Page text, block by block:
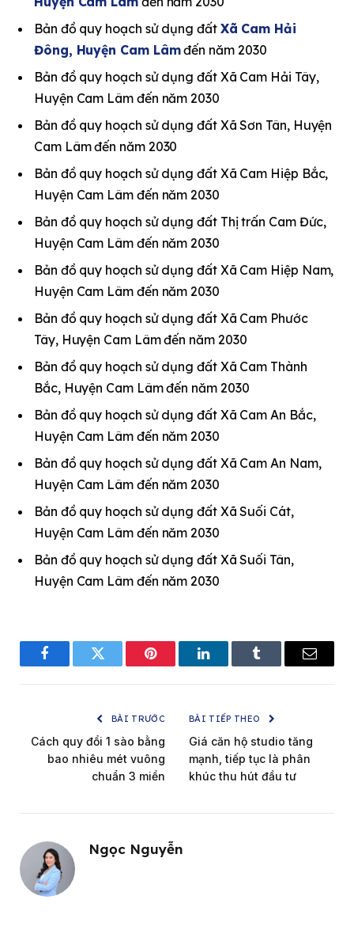
Bản đồ quy hoạch sử dụng đất Xã Cam Hải
Đông, Huyện Cam Lâmđến năm 2030
Bản đồ quy hoạch sử dụng đất Xã Cam Hải Tây,
Huyện Cam Lâm đến năm 2030
Bản đồ quy hoạch sử dụng đất Xã Sơn Tân, Huyện
Cam Lâm đến năm 2030
Bản đồ quy hoạch sử dụng đất Xã Cam Hiệp Bắc,
Huyện Cam Lâm đến năm 2030
Bản đồ quy hoạch sử dụng đất Thị trấn Cam Đức,
Huyện Cam Lâm đến năm 2030
Bản đồ quy hoạch sử dụng đất Xã Cam Hiệp Nam,
Huyện Cam Lâm đến năm 2030
Bản đồ quy hoạch sử dụng đất Xã Cam Phước
Tây, Huyện Cam Lâm đến năm 2030
Bản đồ quy hoạch sử dụng đất Xã Cam Thành
Bắc, Huyện Cam Lâm đến năm 2030
Bản đồ quy hoạch sử dụng đất Xã Cam An Bắc,
Huyện Cam Lâm đến năm 2030
Bản đồ quy hoạch sử dụng đất Xã Cam An Nam,
Huyện Cam Lâm đến năm 2030
Bản đồ quy hoạch sử dụng đất Xã Suối Cát,
Huyện Cam Lâm đến năm 2030
Bản đồ quy hoạch sử dụng đất Xã Suối Tân,
Huyện Cam Lâm đến năm 2030
FacebookTwitter Pinterest LinkedInTumblr Email
BÀI TRƯỚC
Cách quy đổi 1 sào bằng
bao nhiêu mét vuông
chuẩn 3 miền
BÀI TIẾP THEO
Giá căn hộ studio tăng
mạnh, tiếp tục là phân
khúc thu hút đầu tư
Ngọc Nguyễn